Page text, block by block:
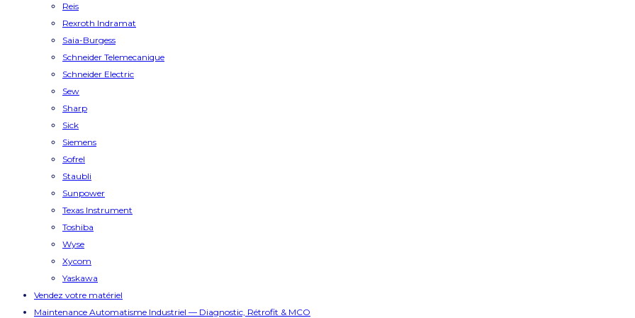
Reis
Rexroth Indramat
Saia-Burgess
Schneider Telemecanique
Schneider Electric
Sew
Sharp
Sick
Siemens
Sofrel
Staubli
Sunpower
Texas Instrument
Toshiba
Wyse
Xycom
Yaskawa
Vendez votre matériel
Maintenance Automatisme Industriel — Diagnostic, Rétrofit & MCO